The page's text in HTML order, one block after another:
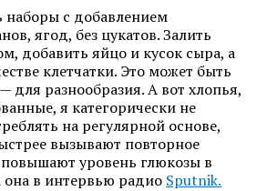
с добавлением
ягод, без цукатов. Залить
добавить яйцо и кусок сыра, а
клетчатки. Это может быть
для разнообразия. А вот хлопья,
я категорически не
на регулярной основе,
вызывают повторное
повышают уровень глюкозы в
она в интервью радио Sputnik.